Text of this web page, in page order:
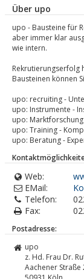
Über upo
upo - Bausteine für
aber immer klar
wie intern.
Rekrutierungserfolg
Bausteinen können
upo: recruiting -
upo: Instrumente -
upo:
upo: Training -
upo: Beratung -
Web:
EMail:
Telefon:
Fax:
Postadresse:
upo
z. Hd. Frau Dr.
Aachener Straße